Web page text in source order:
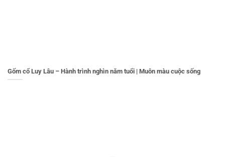
Gốm cổ Luy Lâu – Hành trình nghìn năm tuổi | Muôn màu cuộc sống